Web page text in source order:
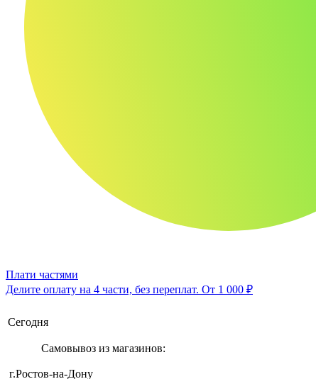
Плати частями
Делите оплату на 4 части, без переплат. От 1 000 ₽
Сегодня
Самовывоз из магазинов:
г.Ростов-на-Дону